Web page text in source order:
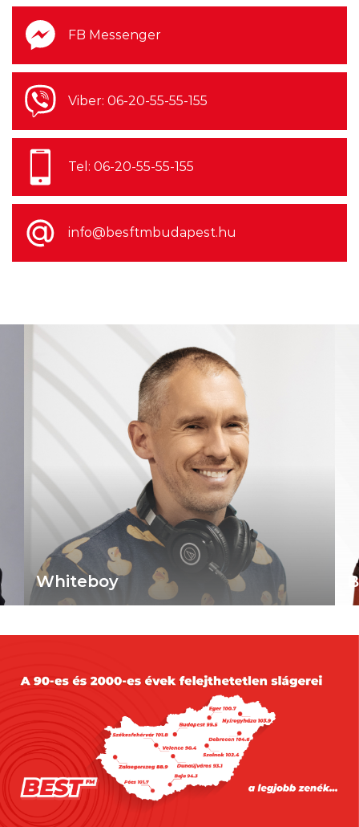
késéssel felért a Billboard csúcsára
2026.08.06. 12:00
2027 a Faith No More
visszatérésének éve lesz
2026.08.06. 08:00
A szomszédban is alaposan
felkészültek a hőhullámra
2026.08.05. 10:00
Több mind félmillióan voltak már
2026.08.05. 08:00
Sosem látott George Michael-
koncertfelvételek jönnek a moziba
FB Messenger
Viber: 06-20-55-55-155
Tel: 06-20-55-55-155
info@besftmbudapest.hu
Bikfalvi Tomi ‘Biki’